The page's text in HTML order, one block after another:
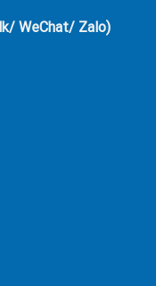
WeChat/ Zalo)